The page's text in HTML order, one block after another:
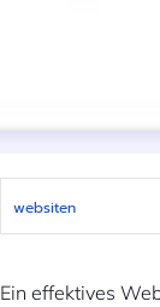
websiten
Ein effektives